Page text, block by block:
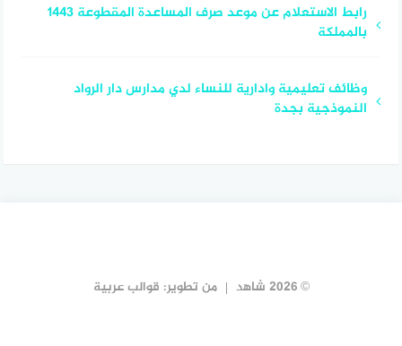
رابط الاستعلام عن موعد صرف المساعدة المقطوعة 1443
بالمملكة
وظائف تعليمية وادارية للنساء لدي مدارس دار الرواد
النموذجية بجدة
© 2026 شاهد من تطوير: قوالب عربية